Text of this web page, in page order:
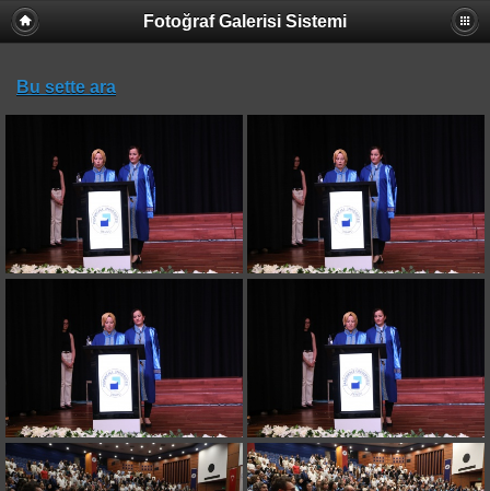
Fotoğraf Galerisi Sistemi
Bu sette ara